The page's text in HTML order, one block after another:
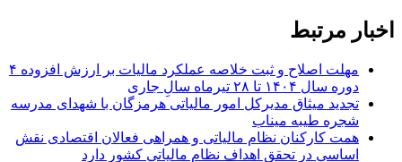
اخبار مرتبط
مهلت اصلاح و ثبت خلاصه عملکرد مالیات بر ارزش افزوده ۴
دوره سال ۱۴۰۴ تا ۲۸ تیرماه سالِ جاری
تجدید میثاق مدیرکل امور مالیاتی هرمزگان با شهدای مدرسه
شجره طیبه میناب
همت کارکنان نظام مالیاتی و همراهی فعالان اقتصادی نقش
اساسی در تحقق اهداف نظام مالیاتی کشور دارد